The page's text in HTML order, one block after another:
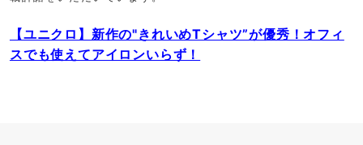
【ユニクロ】新作の"きれいめTシャツ”が優秀！オフィ
スでも使えてアイロンいらず！